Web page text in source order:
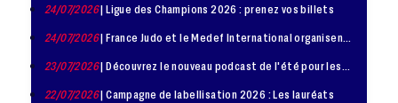
24/07/2026| Ligue des Champions 2026 : prenez vos billets
24/07/2026| France Judo et le Medef International organisent
23/07/2026| Découvrez le nouveau podcast de l'été pour les
22/07/2026| Campagne de labellisation 2026 : Les lauréats